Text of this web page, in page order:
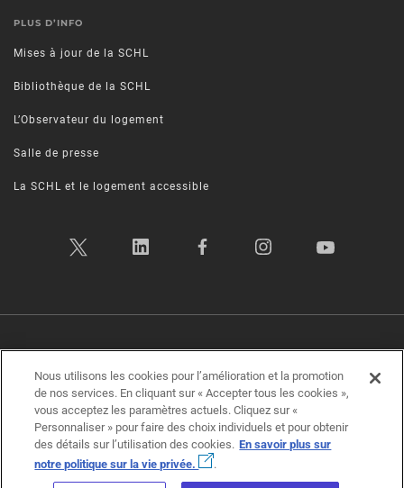
PLUS D’INFO
Mises à jour de la SCHL
Bibliothèque de la SCHL
L’Observateur du logement
Salle de presse
La SCHL et le logement accessible
Plan d’accessibilité | Rétroaction sur l'accessibilité
Société canadienne d'hypothèques et de logement (SCHL) ©2026
Nous utilisons les cookies pour l’amélioration et la promotion
de nos services. En cliquant sur « Accepter tous les cookies »,
vous acceptez les paramètres actuels. Cliquez sur «
Personnaliser » pour faire des choix individuels et pour obtenir
des détails sur l’utilisation des cookies. En savoir plus sur
notre politique sur la vie privée.
.